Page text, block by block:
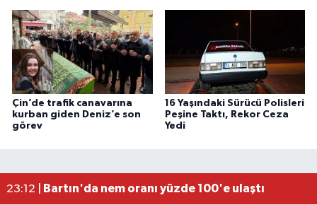
Çin’de trafik canavarına
kurban giden Deniz’e son
görev
16 Yaşındaki Sürücü Polisleri
Peşine Taktı, Rekor Ceza
Yedi
22:22 | Fındık üreticisinin beklediği haber: TMO fiyatı